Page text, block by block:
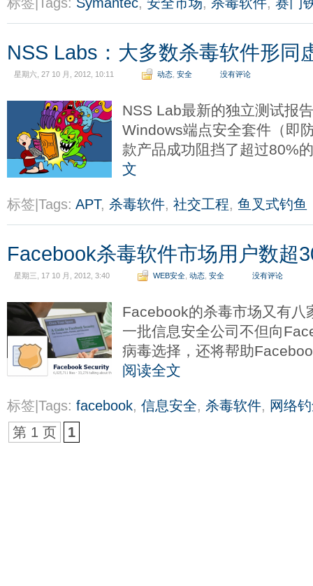
NSS Labs：大多数杀毒软件形同
星期六, 27 10 月, 2012, 10:11 动态 安全 没有评论
NSS Lab最新的独立测试报
Windows端点安全套件（即
款产品成功阻挡了超过80%
文
标签|Tags: APT, 杀毒软件, 社交工程, 鱼叉式钓鱼
Facebook杀毒软件市场用户数超
星期三, 17 10 月, 2012, 3:40 WEB安全 动态 安全 没有评论
Facebook的杀毒市场又有八
一批信息安全公司不但向
病毒选择，还将帮助
阅读全文
标签|Tags: facebook, 信息安全, 杀毒软件, 网络
第 1 页
1